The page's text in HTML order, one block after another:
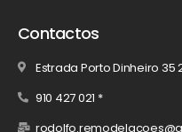
Contactos
Estrada Porto Dinheiro 35
910 427 021 *